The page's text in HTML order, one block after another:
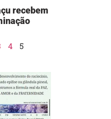
recebem
4 5